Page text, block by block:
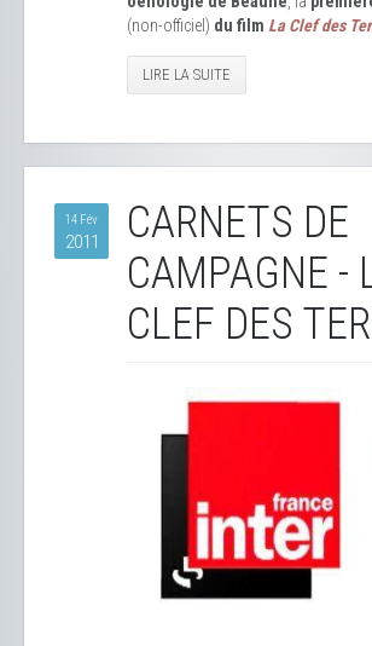
(non-officiel) du film La Clef des
LIRE LA SUITE
14 Fév
2011
CARNETS DE
CAMPAGNE -
CLEF DES